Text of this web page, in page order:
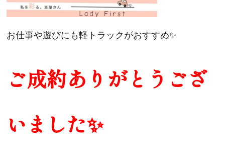
お仕事や遊びにも軽トラックがおすすめ✨
ご成約ありがとうござ
いました✨